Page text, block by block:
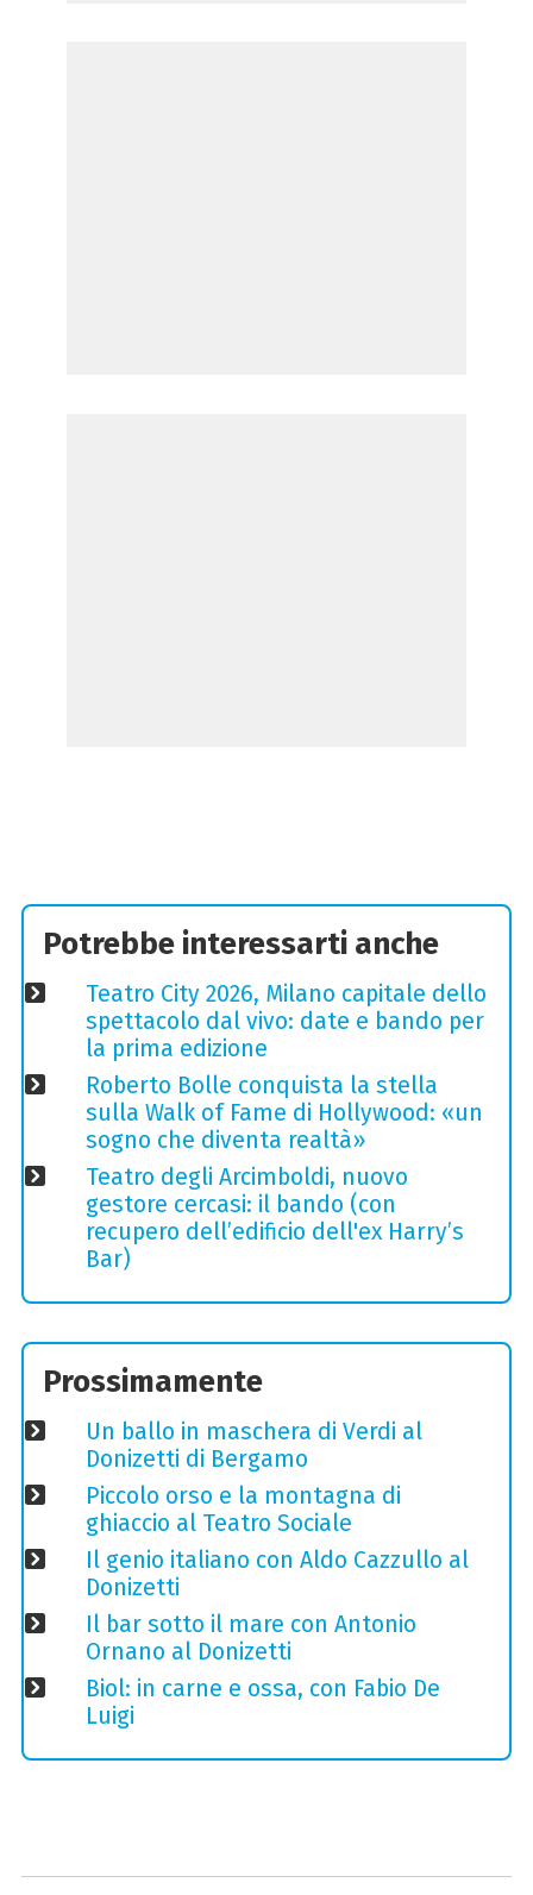
Potrebbe interessarti anche
Teatro City 2026, Milano capitale dello
spettacolo dal vivo: date e bando per
la prima edizione
Roberto Bolle conquista la stella
sulla Walk of Fame di Hollywood: «un
sogno che diventa realtà»
Teatro degli Arcimboldi, nuovo
gestore cercasi: il bando (con
recupero dell’edificio dell'ex Harry’s
Bar)
Prossimamente
Un ballo in maschera di Verdi al
Donizetti di Bergamo
Piccolo orso e la montagna di
ghiaccio al Teatro Sociale
Il genio italiano con Aldo Cazzullo al
Donizetti
Il bar sotto il mare con Antonio
Ornano al Donizetti
Biol: in carne e ossa, con Fabio De
Luigi